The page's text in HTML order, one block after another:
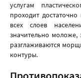
услугам
проходит
всех слоев
значительно моложе,
разглаживаются
контуры.